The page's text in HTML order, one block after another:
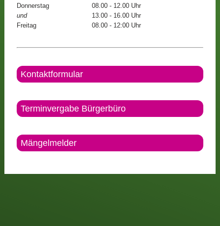
Donnerstag
08.00 - 12.00 Uhr
und
13.00 - 16.00 Uhr
Freitag
08.00 - 12:00 Uhr
Kontaktformular
Terminvergabe Bürgerbüro
Mängelmelder